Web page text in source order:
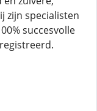
zijn specialisten
succesvolle